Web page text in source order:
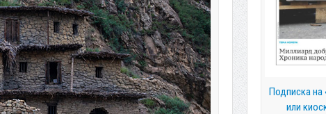
Подписка на
или